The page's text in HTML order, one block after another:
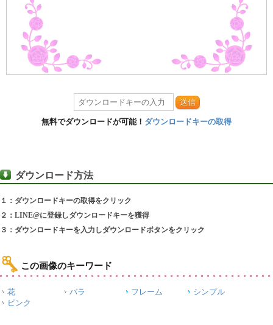
送信
無料でダウンロードが可能！ ダウンロードキーの取得
ダウンロード方法
１：ダウンロードキーの取得をクリック
２：LINE@に登録しダウンロードキーを獲得
３：ダウンロードキーを入力しダウンロードボタンをクリック
この画像のキーワード
花 バラ フレーム
シンプル
ピンク